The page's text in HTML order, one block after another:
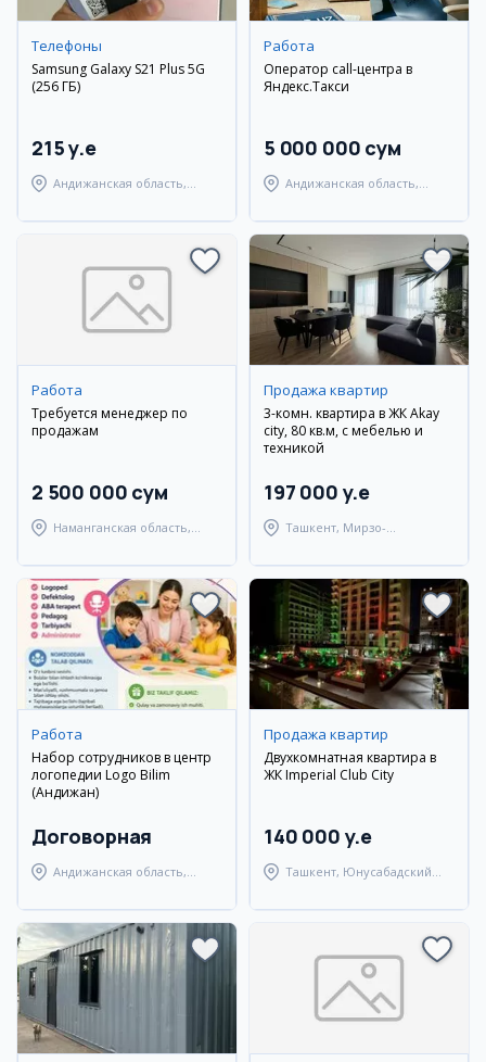
Телефоны
Samsung Galaxy S21 Plus 5G
(256 ГБ)
215 y.e
Андижанская область,
Работа
Оператор call-центра в
Яндекс.Такси
5 000 000 сум
Андижанская область,
Работа
Требуется менеджер по
продажам
2 500 000 сум
Наманганская область,
Продажа квартир
3-комн. квартира в ЖК Akay
city, 80 кв.м, с мебелью и
техникой
197 000 y.e
Ташкент, Мирзо-
Работа
Набор сотрудников в центр
логопедии Logo Bilim
(Андижан)
Договорная
Андижанская область,
Продажа квартир
Двухкомнатная квартира в
ЖК Imperial Club City
140 000 y.e
Ташкент, Юнусабадский